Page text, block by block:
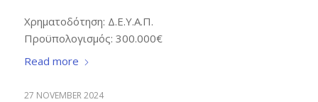
Χρηματοδότηση: Δ.Ε.Υ.Α.Π.
Προϋπολογισμός: 300.000€
Read more
27 NOVEMBER 2024